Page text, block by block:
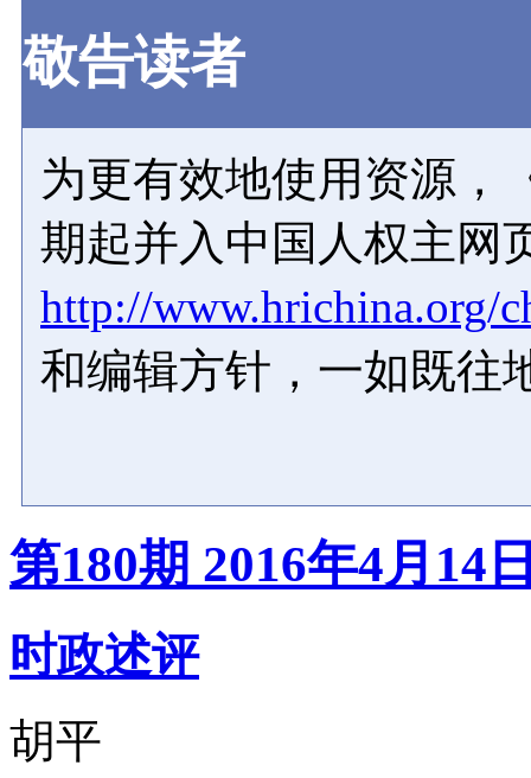
敬告读者
为更有效地使用资源，
期起并入中国人权主网
http://www.hrichina.org/
和编辑方针，一如既往
第180期 2016年4月14
时政述评
胡平